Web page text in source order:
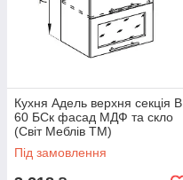
Кухня Адель верхня секція В
60 БСк фасад МДФ та скло
(Світ Меблів ТМ)
Під замовлення